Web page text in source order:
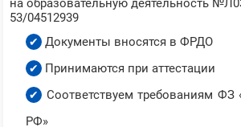
на образовательную деятельность
53/04512939
✔ Документы вносятся в ФРДО
✔ Принимаются при аттестации
✔
Соответствуем требованиям ФЗ
РФ»